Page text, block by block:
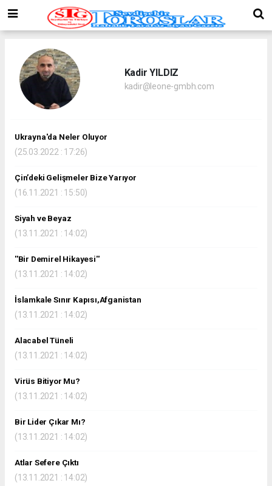
Kadir YILDIZ
kadir@leone-gmbh.com
Ukrayna'da Neler Oluyor
(25.03.2022 : 17:26)
Çin’deki Gelişmeler Bize Yarıyor
(16.11.2021 : 15:50)
Siyah ve Beyaz
(13.11.2021 : 14:02)
''Bir Demirel Hikayesi''
(13.11.2021 : 14:02)
İslamkale Sınır Kapısı,Afganistan
(13.11.2021 : 14:02)
Alacabel Tüneli
(13.11.2021 : 14:02)
Virüs Bitiyor Mu?
(13.11.2021 : 14:02)
Bir Lider Çıkar Mı?
(13.11.2021 : 14:02)
Atlar Sefere Çıktı
(13.11.2021 : 14:02)